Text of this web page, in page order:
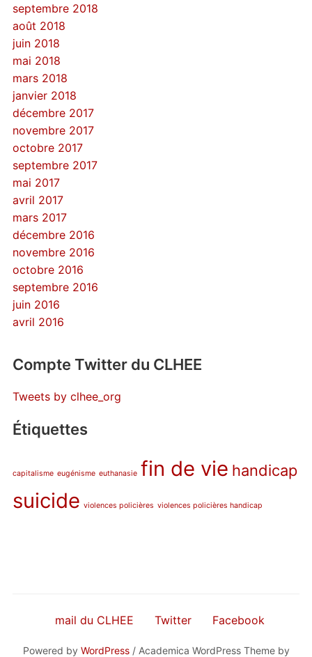
septembre 2018
août 2018
juin 2018
mai 2018
mars 2018
janvier 2018
décembre 2017
novembre 2017
octobre 2017
septembre 2017
mai 2017
avril 2017
mars 2017
décembre 2016
novembre 2016
octobre 2016
septembre 2016
juin 2016
avril 2016
Compte Twitter du CLHEE
Tweets by clhee_org
Étiquettes
capitalisme eugénisme euthanasie fin de vie handicap
suicide violences policières violences policières handicap
mail du CLHEE Twitter Facebook
Powered by WordPress/ Academica WordPress Theme by